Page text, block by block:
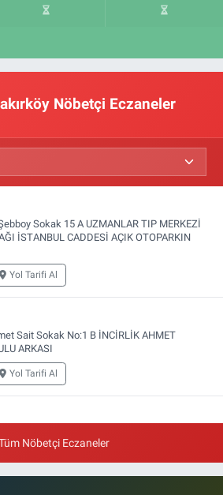
Nöbetçi Eczaneler
Sokak 15 A UZMANLAR TIP MERKEZİ
İSTANBUL CADDESİ AÇIK OTOPARKIN
Yol Tarifi Al
Sait Sokak No:1 B İNCİRLİK AHMET
ARKASI
Yol Tarifi Al
Nöbetçi Eczaneler